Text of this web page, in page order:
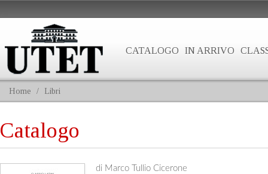
CATALOGO IN ARRIVO
Home / Libri
Catalogo
di Marco Tullio Cicerone